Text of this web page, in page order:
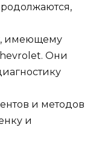
имеющему
Они
и методов
и